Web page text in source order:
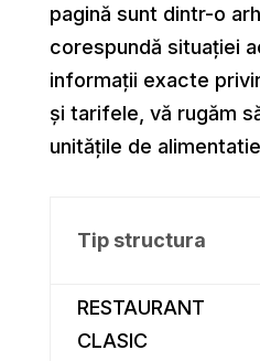
pagină sunt dintr-o
corespundă situației
informații exacte
și tarifele, vă rugăm
unitățile de
Tip structura
RESTAURANT
CLASIC